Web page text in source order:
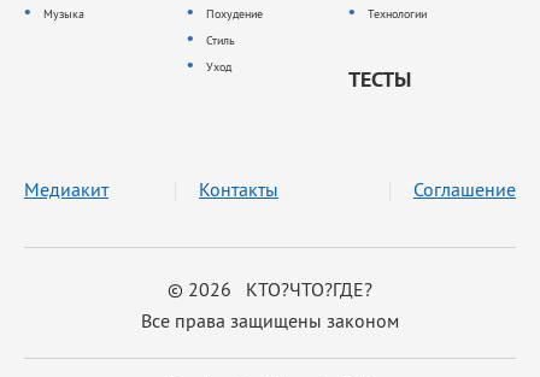
Музыка
Похудение
Стиль
Уход
Технологии
ТЕСТЫ
© 2026 КТО?ЧТО?ГДЕ?
Все права защищены законом
Медиакит Контакты Соглашение